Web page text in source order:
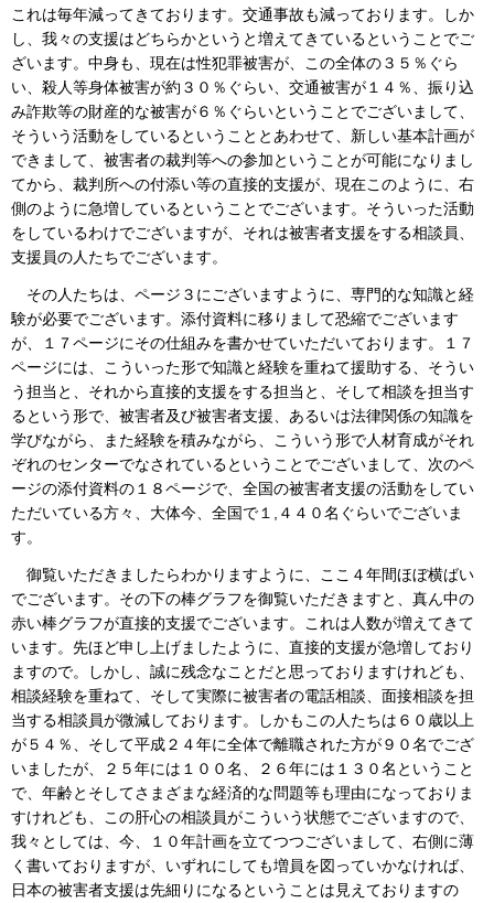
これは毎年減ってきております。交通事故も減っております。しか
し、我々の支援はどちらかというと増えてきているということでご
ざいます。中身も、現在は性犯罪被害が、この全体の３５％ぐら
い、殺人等身体被害が約３０％ぐらい、交通被害が１４％、振り込
み詐欺等の財産的な被害が６％ぐらいということでございまして、
そういう活動をしているということとあわせて、新しい基本計画が
できまして、被害者の裁判等への参加ということが可能になりまし
てから、裁判所への付添い等の直接的支援が、現在このように、右
側のように急増しているということでございます。そういった活動
をしているわけでございますが、それは被害者支援をする相談員、
支援員の人たちでございます。
その人たちは、ページ３にございますように、専門的な知識と経
験が必要でございます。添付資料に移りまして恐縮でございます
が、１７ページにその仕組みを書かせていただいております。１７
ページには、こういった形で知識と経験を重ねて援助する、そうい
う担当と、それから直接的支援をする担当と、そして相談を担当す
るという形で、被害者及び被害者支援、あるいは法律関係の知識を
学びながら、また経験を積みながら、こういう形で人材育成がそれ
ぞれのセンターでなされているということでございまして、次のペ
ージの添付資料の１８ページで、全国の被害者支援の活動をしてい
ただいている方々、大体今、全国で１,４４０名ぐらいでございま
す。
御覧いただきましたらわかりますように、ここ４年間ほぼ横ばい
でございます。その下の棒グラフを御覧いただきますと、真ん中の
赤い棒グラフが直接的支援でございます。これは人数が増えてきて
います。先ほど申し上げましたように、直接的支援が急増しており
ますので。しかし、誠に残念なことだと思っておりますけれども、
相談経験を重ねて、そして実際に被害者の電話相談、面接相談を担
当する相談員が微減しております。しかもこの人たちは６０歳以上
が５４％、そして平成２４年に全体で離職された方が９０名でござ
いましたが、２５年には１００名、２６年には１３０名ということ
で、年齢とそしてさまざまな経済的な問題等も理由になっておりま
すけれども、この肝心の相談員がこういう状態でございますので、
我々としては、今、１０年計画を立てつつございまして、右側に薄
く書いておりますが、いずれにしても増員を図っていかなければ、
日本の被害者支援は先細りになるということは見えておりますの